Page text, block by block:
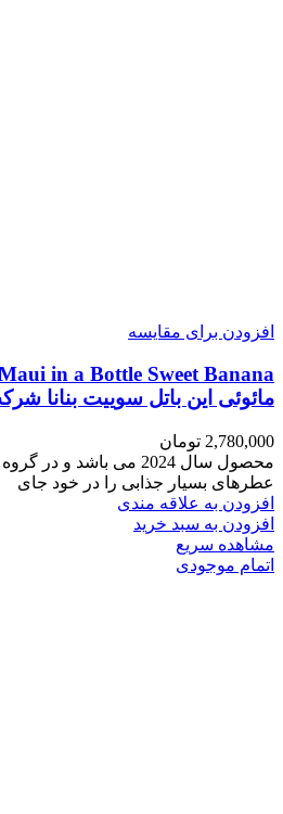
افزودن برای مقایسه
مائوئی این باتل سوییت بنانا
2,780,000 تومان
محصول سال 2024 می باشد
عطرهای بسیار جذابی را در خود جای
افزودن به علاقه مندی
افزودن به سبد خرید
مشاهده سریع
اتمام موجودی